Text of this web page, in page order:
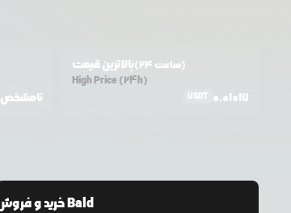
نامشخص
بالاترین قیمت
(24 ساعت)
High Price (24h)
USDT 0.01017
خرید و فروش Bald